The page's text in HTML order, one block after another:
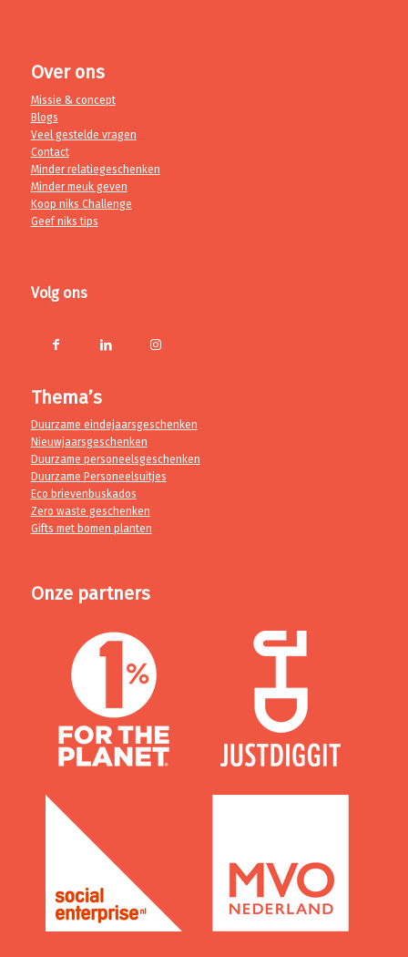
Over ons
Missie & concept
Blogs
Veel gestelde vragen
Contact
Minder relatiegeschenken
Minder meuk geven
Koop niks Challenge
Geef niks tips
Volg ons
Thema’s
Duurzame eindejaarsgeschenken
Nieuwjaarsgeschenken
Duurzame personeelsgeschenken
Duurzame Personeelsuitjes
Eco brievenbuskados
Zero waste geschenken
Gifts met bomen planten
Onze partners